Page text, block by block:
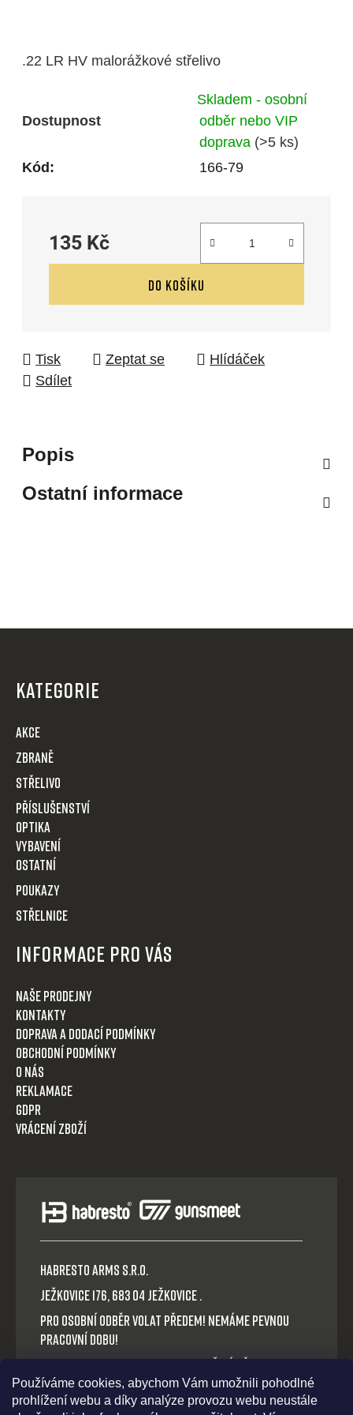
Používáme cookies, abychom Vám umožnili pohodlné
prohlížení webu a díky analýze provozu webu neustále
.22 LR HV malorážkové střelivo
Dostupnost
Skladem - osobní
odběr nebo VIP
doprava (>5 ks)
Kód:
166-79
135 Kč
Měrná cena:
DO KOŠÍKU
Tisk Zeptat se
Hlídáček
Sdílet
Popis
Ostatní informace
KATEGORIE
AKCE
Zbraně
Střelivo
Příslušenství
Optika
VYBAVENÍ
OSTATNÍ
POUKAZY
STŘELNICE
Informace pro Vás
Naše prodejny
Kontakty
Doprava a dodací podmínky
Obchodní podmínky
O nás
Reklamace
GDPR
Vrácení zboží
HABRESTO ARMS s.r.o.
Ježkovice 176, 683 04 Ježkovice .
Pro osobní odběr volat předem! Nemáme pevnou
pracovní dobu!
Platba v hotovosti nebo QR okamžitý převod.
Volejte: +420 721 030 614